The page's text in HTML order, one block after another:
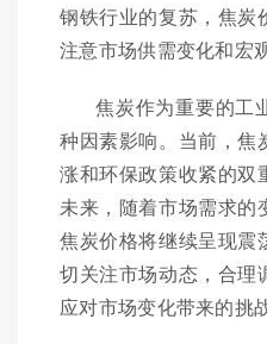
钢铁行业的复苏，焦炭
注意市场供需变化和宏
焦炭作为重要的工
种因素影响。当前，焦
涨和环保政策收紧的双
未来，随着市场需求的
焦炭价格将继续呈现震
切关注市场动态，合理
应对市场变化带来的挑战